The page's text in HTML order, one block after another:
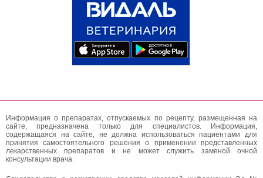
Информация о препаратах, отпускаемых по рецепту, размещенная на
сайте, предназначена только для специалистов. Информация,
содержащаяся на сайте, не должна использоваться пациентами для
принятия самостоятельного решения о применении представленных
лекарственных препаратов и не может служить заменой очной
консультации врача.